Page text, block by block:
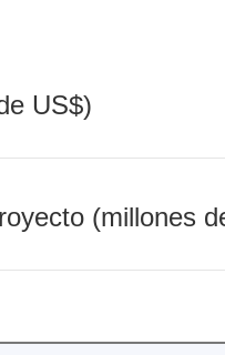
US$)
(millones